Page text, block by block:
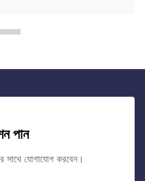
পান
সাথে যোগাযোগ করবেন।